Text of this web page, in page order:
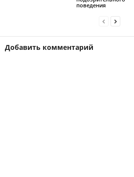
поведения
Добавить комментарий